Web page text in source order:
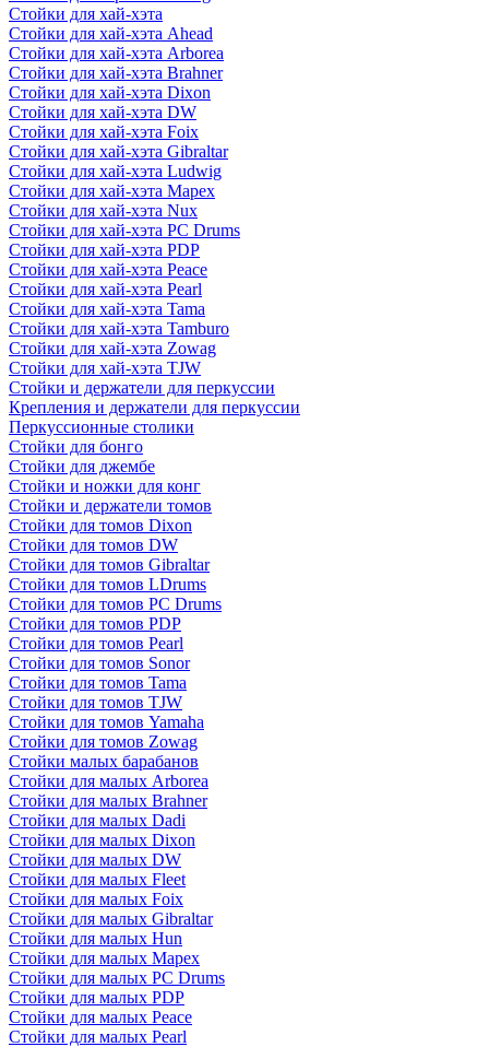
Стойки для хай-хэта
Стойки для хай-хэта Ahead
Стойки для хай-хэта Arborea
Стойки для хай-хэта Brahner
Стойки для хай-хэта Dixon
Стойки для хай-хэта DW
Стойки для хай-хэта Foix
Стойки для хай-хэта Gibraltar
Стойки для хай-хэта Ludwig
Стойки для хай-хэта Mapex
Стойки для хай-хэта Nux
Стойки для хай-хэта PC Drums
Стойки для хай-хэта PDP
Стойки для хай-хэта Peace
Стойки для хай-хэта Pearl
Стойки для хай-хэта Tama
Стойки для хай-хэта Tamburo
Стойки для хай-хэта Zowag
Стойки для хай-хэта TJW
Стойки и держатели для перкуссии
Крепления и держатели для перкуссии
Перкуссионные столики
Стойки для бонго
Стойки для джембе
Стойки и ножки для конг
Стойки и держатели томов
Стойки для томов Dixon
Стойки для томов DW
Стойки для томов Gibraltar
Стойки для томов LDrums
Стойки для томов PC Drums
Стойки для томов PDP
Стойки для томов Pearl
Стойки для томов Sonor
Стойки для томов Tama
Стойки для томов TJW
Стойки для томов Yamaha
Стойки для томов Zowag
Стойки малых барабанов
Стойки для малых Arborea
Стойки для малых Brahner
Стойки для малых Dadi
Стойки для малых Dixon
Стойки для малых DW
Стойки для малых Fleet
Стойки для малых Foix
Стойки для малых Gibraltar
Стойки для малых Hun
Стойки для малых Mapex
Стойки для малых PC Drums
Стойки для малых PDP
Стойки для малых Peace
Стойки для малых Pearl